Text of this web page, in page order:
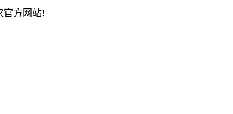
官方网站!